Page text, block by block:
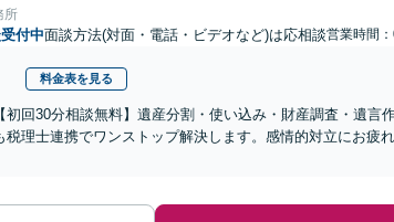
所
付中面談方法(対面・電話・ビデオなど)は応相談営業時間
料金表を見る
初回30分相談無料】遺産分割・使い込み・財産調査・遺言
税理士連携でワンストップ解決します。感情的対立にお疲